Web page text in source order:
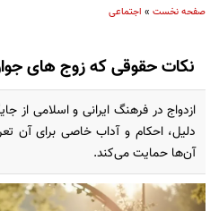
صفحه نخست » اجتماعی
نکات حقوقی که زوج های
ازدواج در فرهنگ ایرانی و اسلامی از
دلیل، احکام و آداب خاصی برای آن
آن‌ها حمایت می‌کند.